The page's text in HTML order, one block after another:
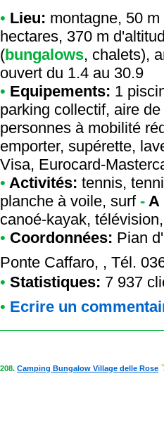
• Lieu: montagne, 50
hectares, 370 m
(bungalows, chalets),
ouvert du 1.4 au 30.9
• Equipements: 1
parking collectif, aire
personnes à mobilité
emporter, supérette,
Visa, Eurocard-
• Activités: tennis,
planche à voile, surf- A
canoé-kayak,
• Coordonnées: Pian
Ponte Caffaro, , Tél.
• Statistiques: 7 937
• Ecrire un
208. Camping Bungalow Village delle Rose